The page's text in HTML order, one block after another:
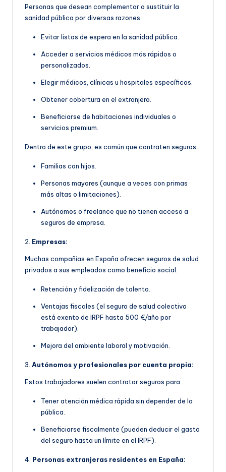
Personas que desean complementar o sustituir la
sanidad pública por diversas razones:
Evitar listas de espera en la sanidad pública.
Acceder a servicios médicos más rápidos o
personalizados.
Elegir médicos, clínicas u hospitales específicos.
Obtener cobertura en el extranjero.
Beneficiarse de habitaciones individuales o
servicios premium.
Dentro de este grupo, es común que contraten seguros:
Familias con hijos.
Personas mayores (aunque a veces con primas
más altas o limitaciones).
Autónomos o freelance que no tienen acceso a
seguros de empresa.
2. Empresas:
Muchas compañías en España ofrecen seguros de salud
privados a sus empleados como beneficio social:
Retención y fidelización de talento.
Ventajas fiscales (el seguro de salud colectivo
está exento de IRPF hasta 500 €/año por
trabajador).
Mejora del ambiente laboral y motivación.
3. Autónomos y profesionales por cuenta propia:
Estos trabajadores suelen contratar seguros para:
Tener atención médica rápida sin depender de la
pública.
Beneficiarse fiscalmente (pueden deducir el gasto
del seguro hasta un límite en el IRPF).
4. Personas extranjeras residentes en España: